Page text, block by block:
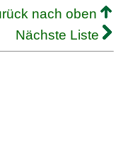
nach oben
Nächste Liste